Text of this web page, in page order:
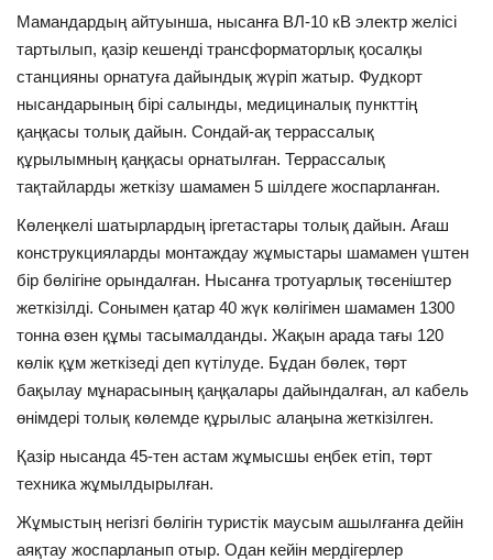
Мамандардың айтуынша, нысанға ВЛ-10 кВ электр желісі
тартылып, қазір кешенді трансформаторлық қосалқы
станцияны орнатуға дайындық жүріп жатыр. Фудкорт
нысандарының бірі салынды, медициналық пункттің
қаңқасы толық дайын. Сондай-ақ террассалық
құрылымның қаңқасы орнатылған. Террассалық
тақтайларды жеткізу шамамен 5 шілдеге жоспарланған.
Көлеңкелі шатырлардың іргетастары толық дайын. Ағаш
конструкцияларды монтаждау жұмыстары шамамен үштен
бір бөлігіне орындалған. Нысанға тротуарлық төсеніштер
жеткізілді. Сонымен қатар 40 жүк көлігімен шамамен 1300
тонна өзен құмы тасымалданды. Жақын арада тағы 120
көлік құм жеткізеді деп күтілуде. Бұдан бөлек, төрт
бақылау мұнарасының қаңқалары дайындалған, ал кабель
өнімдері толық көлемде құрылыс алаңына жеткізілген.
Қазір нысанда 45-тен астам жұмысшы еңбек етіп, төрт
техника жұмылдырылған.
Жұмыстың негізгі бөлігін туристік маусым ашылғанға дейін
аяқтау жоспарланып отыр. Одан кейін мердігерлер